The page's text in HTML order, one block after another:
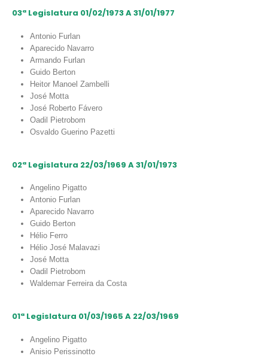
03ª Legislatura 01/02/1973 A 31/01/1977
Antonio Furlan
Aparecido Navarro
Armando Furlan
Guido Berton
Heitor Manoel Zambelli
José Motta
José Roberto Fávero
Oadil Pietrobom
Osvaldo Guerino Pazetti
02ª Legislatura 22/03/1969 A 31/01/1973
Angelino Pigatto
Antonio Furlan
Aparecido Navarro
Guido Berton
Hélio Ferro
Hélio José Malavazi
José Motta
Oadil Pietrobom
Waldemar Ferreira da Costa
01ª Legislatura 01/03/1965 A 22/03/1969
Angelino Pigatto
Anisio Perissinotto